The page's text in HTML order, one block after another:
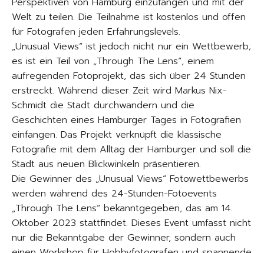
Welt zu teilen. Die Teilnahme ist kostenlos und offen
für Fotografen jeden Erfahrungslevels.
„Unusual Views“ ist jedoch nicht nur ein Wettbewerb;
es ist ein Teil von „Through The Lens“, einem
aufregenden Fotoprojekt, das sich über 24 Stunden
erstreckt. Während dieser Zeit wird Markus Nix-
Schmidt die Stadt durchwandern und die
Geschichten eines Hamburger Tages in Fotografien
einfangen. Das Projekt verknüpft die klassische
Fotografie mit dem Alltag der Hamburger und soll die
Stadt aus neuen Blickwinkeln präsentieren.
Die Gewinner des „Unusual Views“ Fotowettbewerbs
werden während des 24-Stunden-Fotoevents
„Through The Lens“ bekanntgegeben, das am 14.
Oktober 2023 stattfindet. Dieses Event umfasst nicht
nur die Bekanntgabe der Gewinner, sondern auch